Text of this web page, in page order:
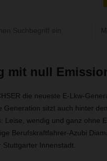
mit null
die neueste E-Lkw-
Generation sitzt auch hinter
Leise, wendig und ganz ohne
Berufskraftfahrer-Azubi
Innenstadt.